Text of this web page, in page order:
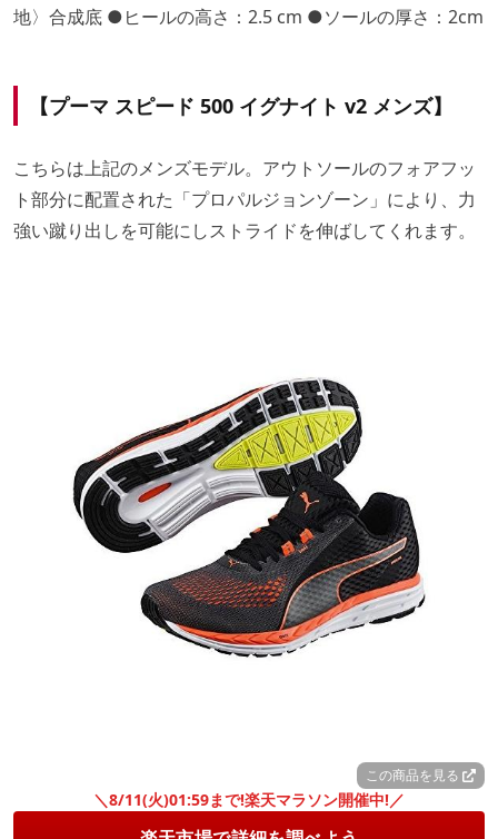
地〉合成底 ●ヒールの高さ：2.5 cm ●ソールの厚さ：2cm
【プーマ スピード 500 イグナイト v2 メンズ】
こちらは上記のメンズモデル。アウトソールのフォアフッ
ト部分に配置された「プロパルジョンゾーン」により、力
強い蹴り出しを可能にしストライドを伸ばしてくれます。
この商品を見る
＼8/11(火)01:59まで!楽天マラソン開催中!／